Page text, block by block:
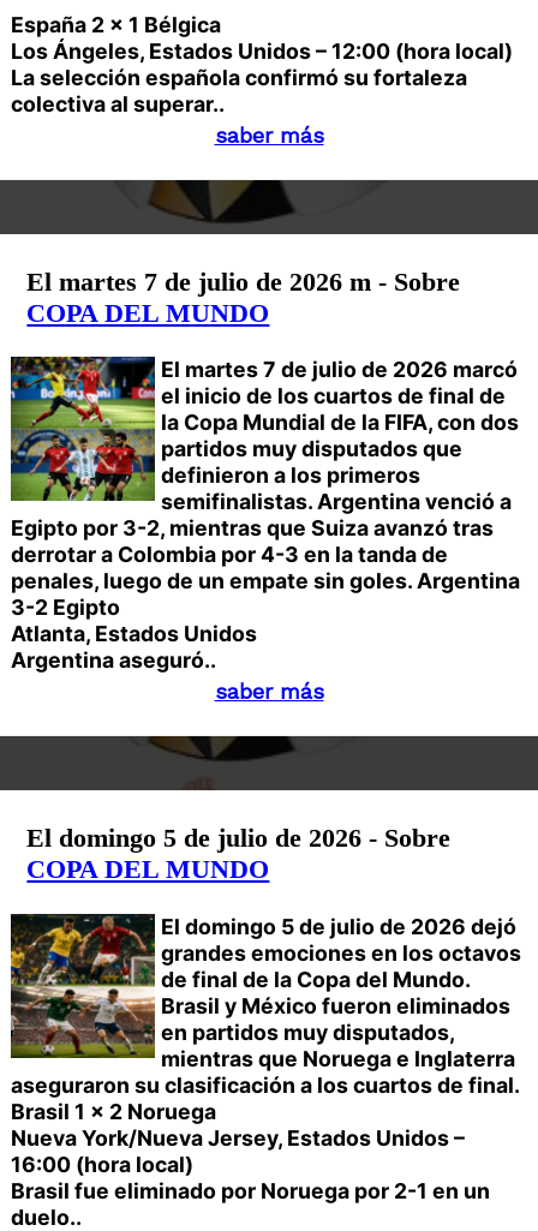
España 2 x 1 Bélgica
Los Ángeles, Estados Unidos – 12:00 (hora local)
La selección española confirmó su fortaleza
colectiva al superar..
saber más
El martes 7 de julio de 2026 m - Sobre
COPA DEL MUNDO
El martes 7 de julio de 2026 marcó
el inicio de los cuartos de final de
la Copa Mundial de la FIFA, con dos
partidos muy disputados que
definieron a los primeros
semifinalistas. Argentina venció a
Egipto por 3-2, mientras que Suiza avanzó tras
derrotar a Colombia por 4-3 en la tanda de
penales, luego de un empate sin goles. Argentina
3-2 Egipto
Atlanta, Estados Unidos
Argentina aseguró..
saber más
El domingo 5 de julio de 2026 - Sobre
COPA DEL MUNDO
El domingo 5 de julio de 2026 dejó
grandes emociones en los octavos
de final de la Copa del Mundo.
Brasil y México fueron eliminados
en partidos muy disputados,
mientras que Noruega e Inglaterra
aseguraron su clasificación a los cuartos de final.
Brasil 1 x 2 Noruega
Nueva York/Nueva Jersey, Estados Unidos –
16:00 (hora local)
Brasil fue eliminado por Noruega por 2-1 en un
duelo..